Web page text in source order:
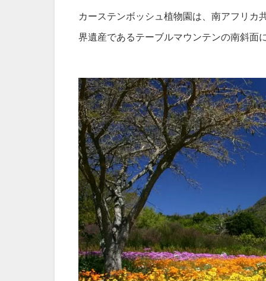
カーステンボッシュ植物園は、南アフリカ
界遺産であるテーブルマウンテンの南斜面